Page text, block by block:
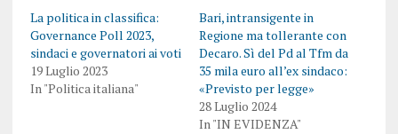
La politica in classifica:
Governance Poll 2023,
sindaci e governatori ai voti
19 Luglio 2023
In "Politica italiana"
Bari, intransigente in
Regione ma tollerante con
Decaro. Sì del Pd al Tfm da
35 mila euro all’ex sindaco:
«Previsto per legge»
28 Luglio 2024
In "IN EVIDENZA"